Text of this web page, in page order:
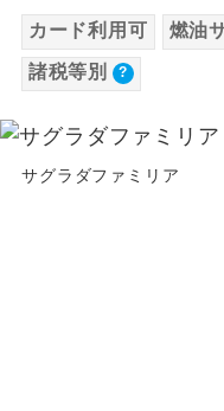
カード利用可 燃油
諸税等別
サグラダファミリア
【海外空港諸税等】
旅行代金に各国空
支払いが必要とな
らせいたします。
温泉 温
す。
大浴場